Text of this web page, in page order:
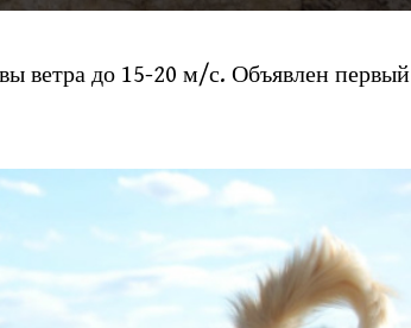
ветра до 15-20 м/с. Объявлен первый